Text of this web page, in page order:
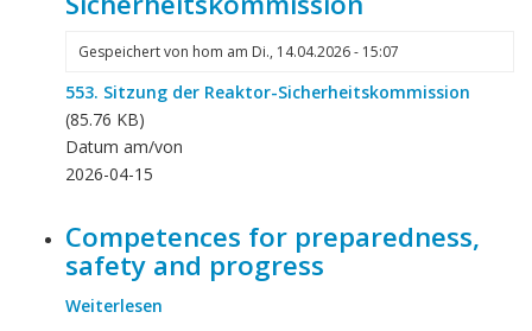
Gespeichert von hom am Di., 14.04.2026 - 15:07
553. Sitzung der Reaktor-Sicherheitskommission
(85.76 KB)
Datum am/von
2026-04-15
Competences for preparedness,
safety and progress
Weiterlesen